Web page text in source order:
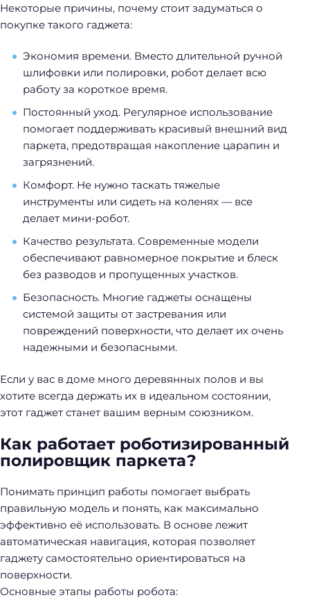
Некоторые причины, почему стоит задуматься о
покупке такого гаджета:
Экономия времени. Вместо длительной ручной
шлифовки или полировки, робот делает всю
работу за короткое время.
Постоянный уход. Регулярное использование
помогает поддерживать красивый внешний вид
паркета, предотвращая накопление царапин и
загрязнений.
Комфорт. Не нужно таскать тяжелые
инструменты или сидеть на коленях — все
делает мини-робот.
Качество результата. Современные модели
обеспечивают равномерное покрытие и блеск
без разводов и пропущенных участков.
Безопасность. Многие гаджеты оснащены
системой защиты от застревания или
повреждений поверхности, что делает их очень
надежными и безопасными.
Если у вас в доме много деревянных полов и вы
хотите всегда держать их в идеальном состоянии,
этот гаджет станет вашим верным союзником.
Как работает роботизированный
полировщик паркета?
Понимать принцип работы помогает выбрать
правильную модель и понять, как максимально
эффективно её использовать. В основе лежит
автоматическая навигация, которая позволяет
гаджету самостоятельно ориентироваться на
поверхности.
Основные этапы работы робота: